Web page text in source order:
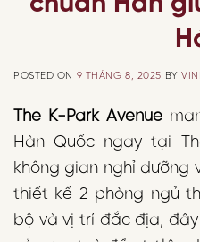
POSTED ON 9 THÁNG 8, 2025 BY
The K-Park Avenue
Hàn Quốc ngay tại
không gian nghỉ dưỡng
thiết kế 2 phòng ngủ
bộ và vị trí đắc địa,